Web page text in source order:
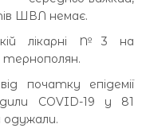
ШВЛ немає.
лікарні №3 на
тернополян.
початку епідемії
COVID-19 у 81
одужали.